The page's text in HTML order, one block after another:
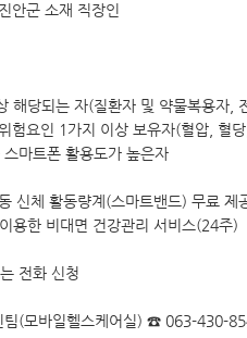
군 소재 직장인
해당되는 자(질환자 및 약물복용자,
요인 1가지 이상 보유자(혈압, 혈
마트폰 활용도가 높은자
체 활동량계(스마트밴드) 무료 제
대면 건강관리 서비스(24주)
전화 신청
팀(모바일헬스케어실) ☎ 063-430-